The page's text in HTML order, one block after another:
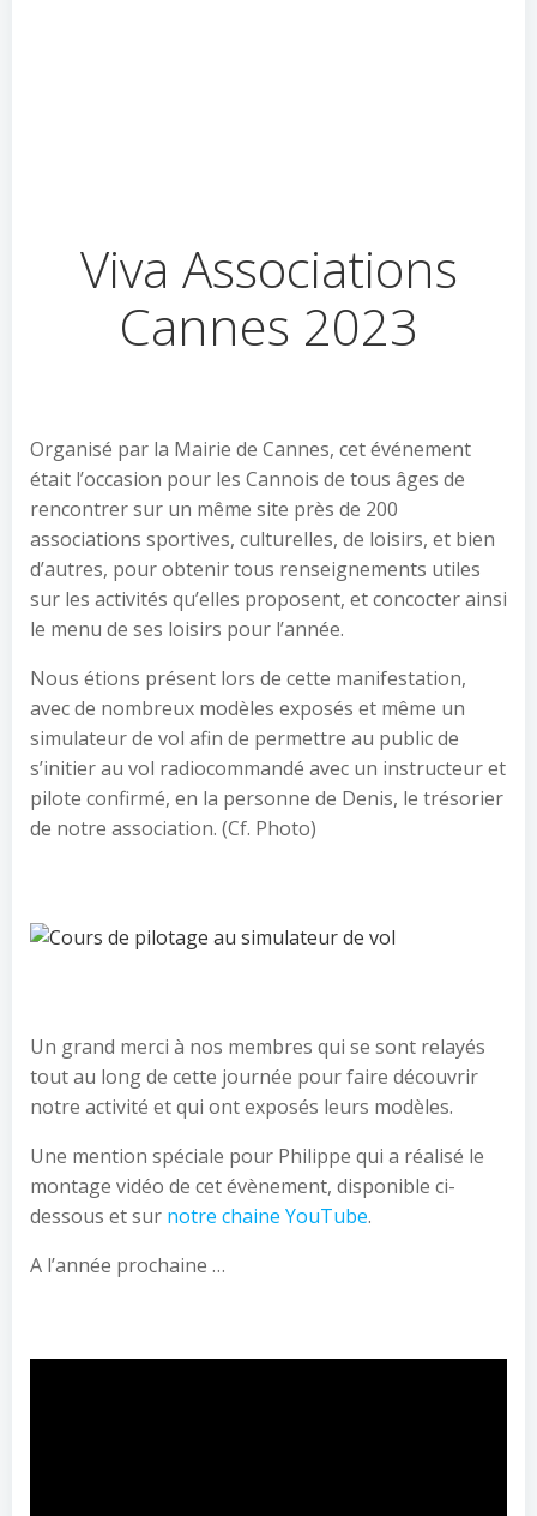
Viva Associations
Cannes 2023
Organisé par la Mairie de Cannes, cet événement
était l’occasion pour les Cannois de tous âges de
rencontrer sur un même site près de 200
associations sportives, culturelles, de loisirs, et bien
d’autres, pour obtenir tous renseignements utiles
sur les activités qu’elles proposent, et concocter ainsi
le menu de ses loisirs pour l’année.
Nous étions présent lors de cette manifestation,
avec de nombreux modèles exposés et même un
simulateur de vol afin de permettre au public de
s’initier au vol radiocommandé avec un instructeur et
pilote confirmé, en la personne de Denis, le trésorier
de notre association. (Cf. Photo)
Un grand merci à nos membres qui se sont relayés
tout au long de cette journée pour faire découvrir
notre activité et qui ont exposés leurs modèles.
Une mention spéciale pour Philippe qui a réalisé le
montage vidéo de cet évènement, disponible ci-
dessous et sur notre chaine YouTube.
A l’année prochaine …